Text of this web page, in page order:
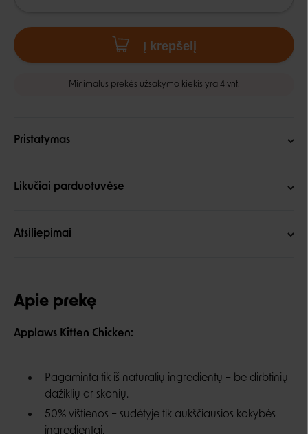
Į krepšelį
Minimalus prekės užsakymo kiekis yra 4 vnt.
Pristatymas
Likučiai parduotuvėse
Atsiliepimai
Apie prekę
Applaws Kitten Chicken:
Pagaminta tik iš natūralių ingredientų – be dirbtinių
dažiklių ar skonių.
50% vištienos – sudėtyje tik aukščiausios kokybės
ingredientai.